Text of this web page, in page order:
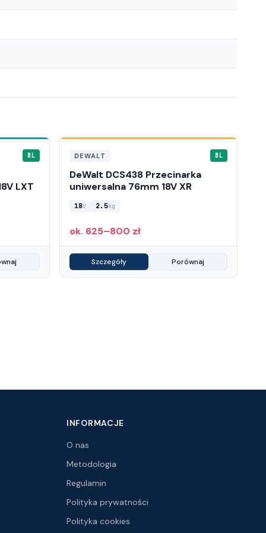
BL
LXT
DEWALT BL
DeWalt DCS438 Przecinarka
uniwersalna 76mm 18V XR
18V 2.5kg
ok. 625–800 zł
Szczegóły Porównaj
INFORMACJE
O nas
Metodologia
Regulamin
Polityka prywatności
Polityka cookies